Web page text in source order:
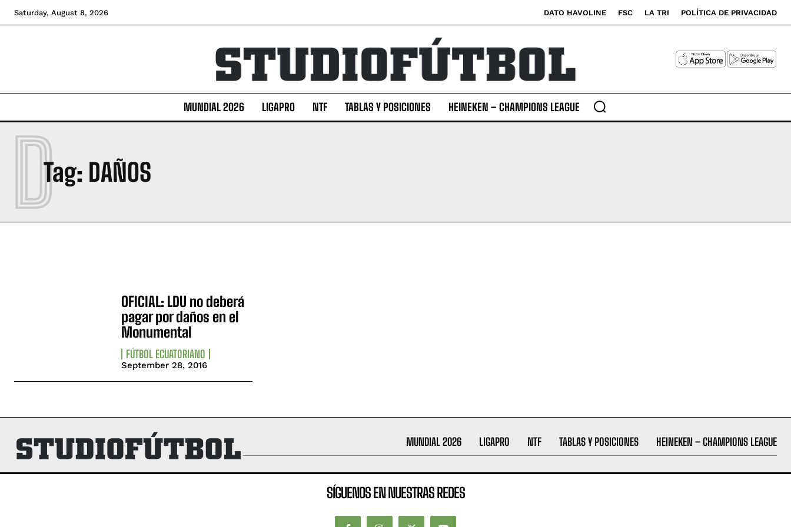
Saturday, August 8, 2026 DATO HAVOLINE FSC LA TRI POLÍTICA DE PRIVACIDAD
MUNDIAL 2026 LIGAPRO NTF TABLAS Y POSICIONES HEINEKEN – CHAMPIONS LEAGUE
Tag: DAÑOS
D
OFICIAL: LDU no deberá
pagar por daños en el
Monumental
FÚTBOL ECUATORIANO
September 28, 2016
MUNDIAL 2026 LIGAPRO NTF TABLAS Y POSICIONES HEINEKEN – CHAMPIONS LEAGUE
SÍGUENOS EN NUESTRAS REDES